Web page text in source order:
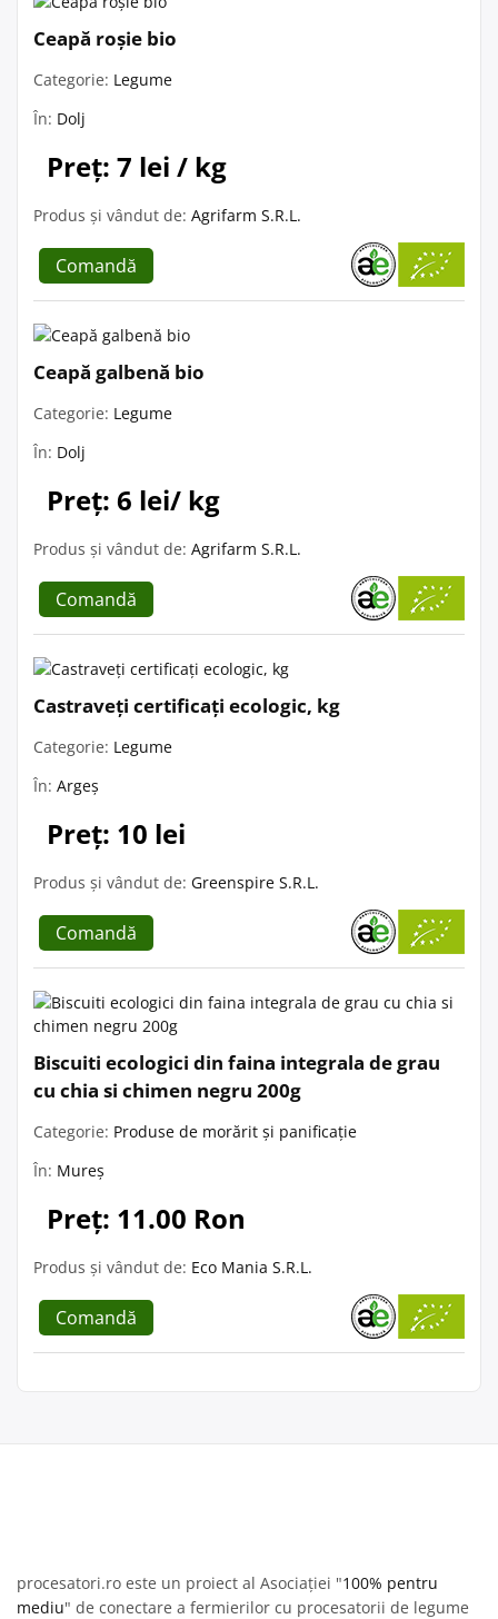
Ceapă roșie bio
Categorie: Legume
În: Dolj
Preț: 7 lei / kg
Produs și vândut de: Agrifarm S.R.L.
Comandă
Ceapă galbenă bio
Categorie: Legume
În: Dolj
Preț: 6 lei/ kg
Produs și vândut de: Agrifarm S.R.L.
Comandă
Castraveți certificați ecologic, kg
Categorie: Legume
În: Argeș
Preț: 10 lei
Produs și vândut de: Greenspire S.R.L.
Comandă
Biscuiti ecologici din faina integrala de grau
cu chia si chimen negru 200g
Categorie: Produse de morărit și panificație
În: Mureș
Preț: 11.00 Ron
Produs și vândut de: Eco Mania S.R.L.
Comandă
procesatori.ro este un proiect al Asociației "100% pentru
mediu" de conectare a fermierilor cu procesatorii de legume